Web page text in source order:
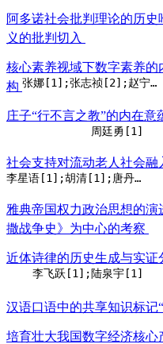
阿多诺社会批判理论的历
义的批判切入
核心素养视域下数字素养的
构
张娜[1];张志祯[2];赵宁宁[3];申继亮[4]
庄子“行不言之教”的内在意
周廷勇[1]
社会支持对流动老人社会融
李星语[1];胡清[1];唐丹[1,2,3]
雅典帝国权力政治思想的
撒战争史》为中心的考察
近体诗律的历史生成与实证
李飞跃[1];陆泉宇[1]
汉语口语中的共享知识标记
培育壮大我国数字经济核心